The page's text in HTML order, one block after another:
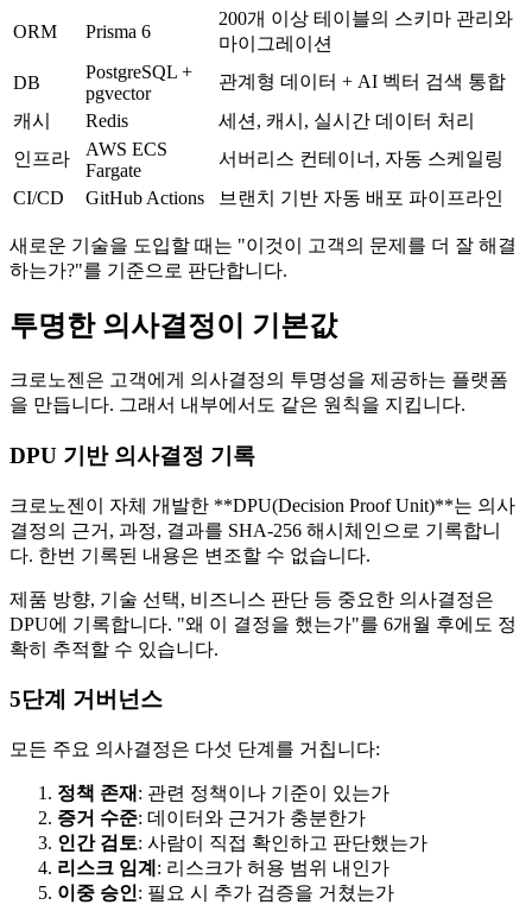
ORM Prisma 6
200개 이상 테이블의 스키마 관리와
마이그레이션
DB
PostgreSQL +
pgvector
관계형 데이터 + AI 벡터 검색 통합
캐시
Redis
세션, 캐시, 실시간 데이터 처리
인프라
AWS ECS
Fargate
서버리스 컨테이너, 자동 스케일링
CI/CD
GitHub Actions 브랜치 기반 자동 배포 파이프라인
새로운 기술을 도입할 때는 "이것이 고객의 문제를 더 잘 해결
하는가?"를 기준으로 판단합니다.
투명한 의사결정이 기본값
크로노젠은 고객에게 의사결정의 투명성을 제공하는 플랫폼
을 만듭니다. 그래서 내부에서도 같은 원칙을 지킵니다.
DPU 기반 의사결정 기록
크로노젠이 자체 개발한 **DPU(Decision Proof Unit)**는 의사
결정의 근거, 과정, 결과를 SHA-256 해시체인으로 기록합니
다. 한번 기록된 내용은 변조할 수 없습니다.
제품 방향, 기술 선택, 비즈니스 판단 등 중요한 의사결정은
DPU에 기록합니다. "왜 이 결정을 했는가"를 6개월 후에도 정
확히 추적할 수 있습니다.
5단계 거버넌스
모든 주요 의사결정은 다섯 단계를 거칩니다:
정책 존재 : 관련 정책이나 기준이 있는가
증거 수준: 데이터와 근거가 충분한가
인간 검토: 사람이 직접 확인하고 판단했는가
리스크 임계 : 리스크가 허용 범위 내인가
이중 승인: 필요 시 추가 검증을 거쳤는가